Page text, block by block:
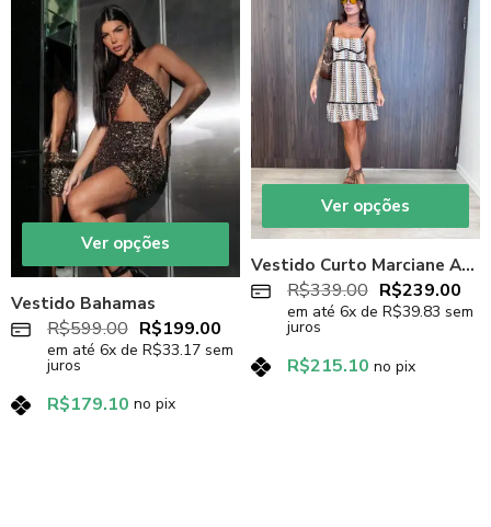
Ver opções
Vestido Bahamas
R$599.00 R$199.00
em até 6x de R$33.17 sem
juros
R$179.10 no pix
Ver opções
Vestido Curto Marciane Areia
R$339.00 R$239.00
em até 6x de R$39.83 sem
juros
R$215.10 no pix